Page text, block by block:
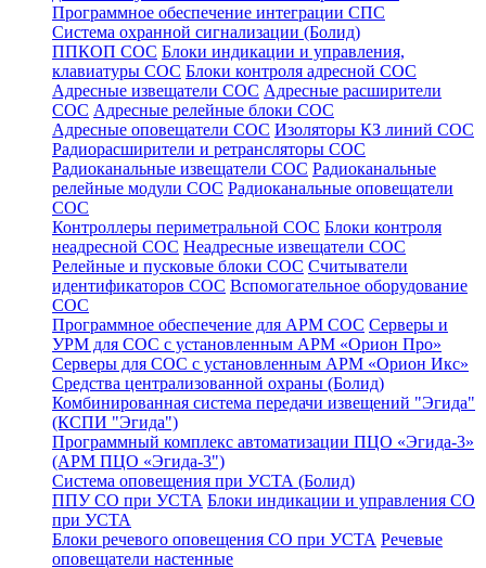
Программное обеспечение интеграции СПС
Система охранной сигнализации (Болид)
ППКОП СОС Блоки индикации и управления,
клавиатуры СОС Блоки контроля адресной СОС
Адресные извещатели СОС Адресные расширители
СОС Адресные релейные блоки СОС
Адресные оповещатели СОС Изоляторы КЗ линий СОС
Радиорасширители и ретрансляторы СОС
Радиоканальные извещатели СОС Радиоканальные
релейные модули СОС Радиоканальные оповещатели
СОС
Контроллеры периметральной СОС Блоки контроля
неадресной СОС Неадресные извещатели СОС
Релейные и пусковые блоки СОС Считыватели
идентификаторов СОС Вспомогательное оборудование
СОС
Программное обеспечение для АРМ СОС Серверы и
УРМ для СОС с установленным АРМ «Орион Про»
Серверы для СОС с установленным АРМ «Орион Икс»
Средства централизованной охраны (Болид)
Комбинированная система передачи извещений "Эгида"
(КСПИ "Эгида")
Программный комплекс автоматизации ПЦО «Эгида-3»
(АРМ ПЦО «Эгида-3")
Система оповещения при УСТА (Болид)
ППУ СО при УСТА Блоки индикации и управления СО
при УСТА
Блоки речевого оповещения СО при УСТА Речевые
оповещатели настенные